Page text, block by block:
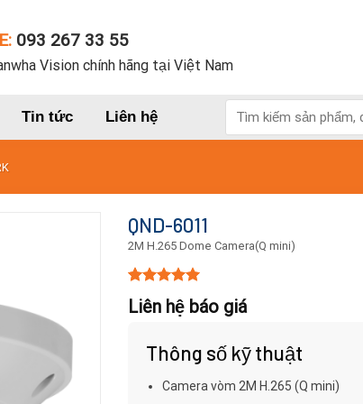
093 267 33 55
Vision chính hãng tại Việt Nam
Tin tức Liên hệ
kiếm:
QND-6011
2M H.265 Dome Camera(Q mini)
5.00
trên 5
dựa trên
15
Liên hệ báo giá
Thông số kỹ thuật
Camera vòm 2M H.265 (Q mini)